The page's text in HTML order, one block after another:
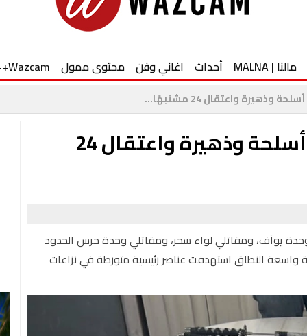
مالنا | MALNA أحداث اغاني وفن محتوى ممول Wazcam++
صور - ضبط 200 الف شيكل و أسلحة وذهيرة واعتقال 24
يوآف، ومقاتلي لواء سحر، ومقاتلي وحدة حرس الحدود
واسعة النطاق استهدفت عناصر رئيسية متورطة في نزاعات